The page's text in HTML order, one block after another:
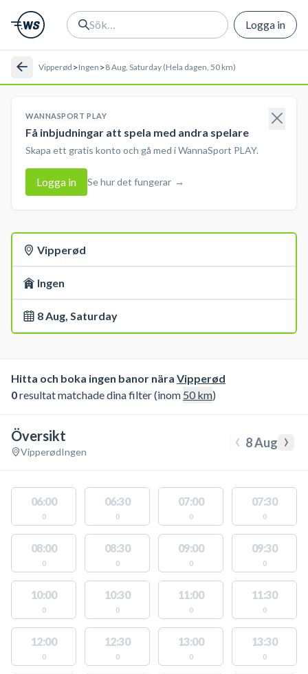
Logga in
Vipperød >Ingen >8 Aug, Saturday (Hela dagen, 50 km)
WANNASPORT PLAY
Få inbjudningar att spela med andra spelare
Skapa ett gratis konto och gå med i WannaSport PLAY.
Logga in Se hur det fungerar →
Vipperød
Ingen
8 Aug, Saturday
Hitta och boka ingen banor nära Vipperød
0resultat matchade dina filter (inom 50km)
Översikt
VipperødIngen ‹ 8 Aug ›
06:00
0
06:30
0
07:00
0
07:30
0
08:00
0
08:30
0
09:00
0
09:30
0
10:00
0
10:30
0
11:00
0
11:30
0
12:00
0
12:30
0
13:00
0
13:30
0